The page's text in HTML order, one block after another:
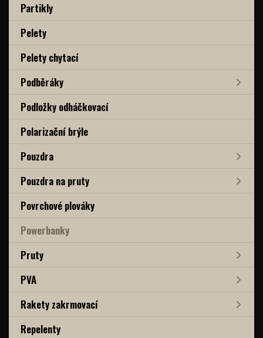
Partikly
Pelety
Pelety chytací
Podběráky
Podložky odháčkovací
Polarizační brýle
Pouzdra
Pouzdra na pruty
Povrchové plováky
Powerbanky
Pruty
PVA
Rakety zakrmovací
Repelenty